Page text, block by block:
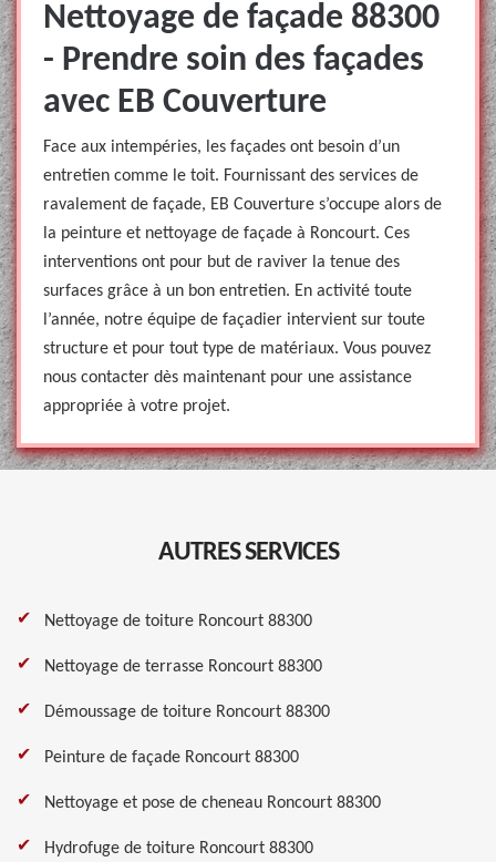
Nettoyage de façade 88300
- Prendre soin des façades
avec EB Couverture
Face aux intempéries, les façades ont besoin d’un
entretien comme le toit. Fournissant des services de
ravalement de façade, EB Couverture s’occupe alors de
la peinture et nettoyage de façade à Roncourt. Ces
interventions ont pour but de raviver la tenue des
surfaces grâce à un bon entretien. En activité toute
l’année, notre équipe de façadier intervient sur toute
structure et pour tout type de matériaux. Vous pouvez
nous contacter dès maintenant pour une assistance
appropriée à votre projet.
AUTRES SERVICES
Nettoyage de toiture Roncourt 88300
Nettoyage de terrasse Roncourt 88300
Démoussage de toiture Roncourt 88300
Peinture de façade Roncourt 88300
Nettoyage et pose de cheneau Roncourt 88300
Hydrofuge de toiture Roncourt 88300